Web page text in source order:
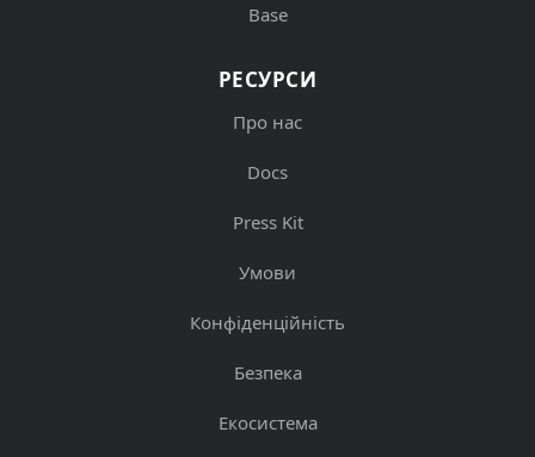
Base
РЕСУРСИ
Про нас
Docs
Press Kit
Умови
Конфіденційність
Безпека
Екосистема